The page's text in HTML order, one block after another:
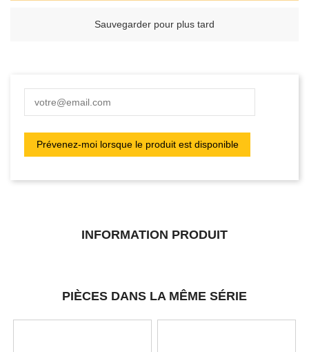
Sauvegarder pour plus tard
INFORMATION PRODUIT
PIÈCES DANS LA MÊME SÉRIE